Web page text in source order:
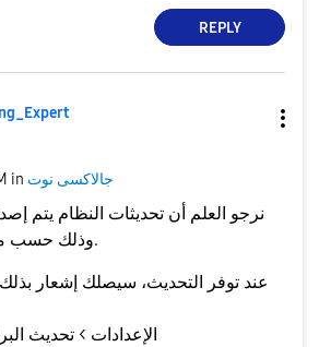
REPLY
in جالاكسى نوت
نرجو العلم أن تحديثات النظام يتم
وذلك حسب.
عند توفر التحديث، سيصلك إشعار
الإعدادات > تحديث